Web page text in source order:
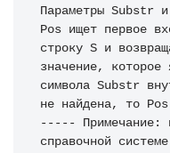
Параметры Substr
Pos ищет первое
строку S и
значение, которое
символа Substr
не найдена, то
----- Примечание:
справочной